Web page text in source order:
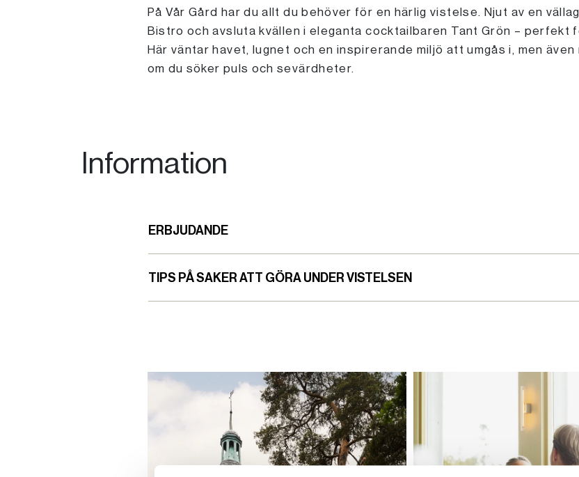
På Vår Gård har du allt du behöver för en härlig vistelse. Njut av en
Bistro och avsluta kvällen i eleganta cocktailbaren Tant Grön – perfekt
Här väntar havet, lugnet och en inspirerande miljö att umgås i, men
om du söker puls och sevärdheter.
Information
ERBJUDANDE
TIPS PÅ SAKER ATT GÖRA UNDER VISTELSEN